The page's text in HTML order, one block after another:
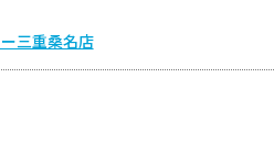
三重桑名店